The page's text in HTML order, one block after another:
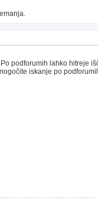
podforumih lahko hitreje
iskanje po